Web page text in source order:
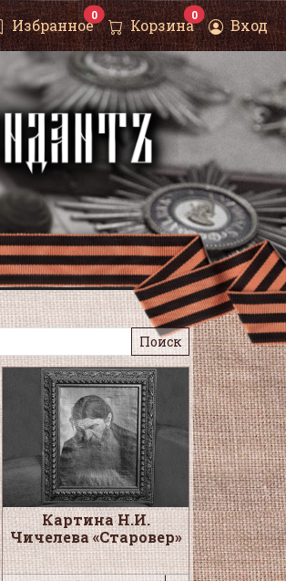
Избранное
0
Корзина
0
Вход
Картина Н.И.
Чичелева «Старовер»